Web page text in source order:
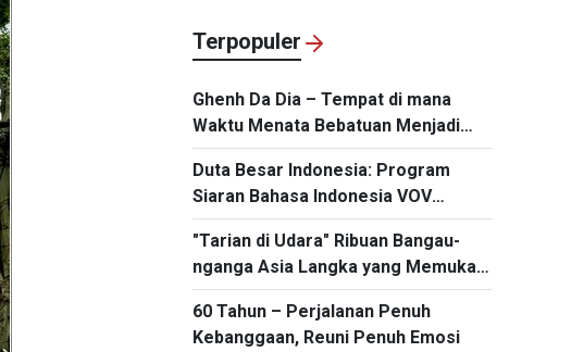
Terpopuler
Ghenh Da Dia – Tempat di mana
Waktu Menata Bebatuan Menjadi
Keajaiban Vietnam
Duta Besar Indonesia: Program
Siaran Bahasa Indonesia VOV
Merupakan Jembatan Penting bagi
Hubungan Bilateral
"Tarian di Udara" Ribuan Bangau-
nganga Asia Langka yang Memukau
di Provinsi Gia Lai
60 Tahun – Perjalanan Penuh
Kebanggaan, Reuni Penuh Emosi